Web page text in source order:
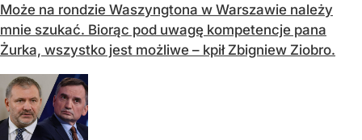
Może na rondzie Waszyngtona w Warszawie należy
mnie szukać. Biorąc pod uwagę kompetencje pana
Żurka, wszystko jest możliwe – kpił Zbigniew Ziobro.